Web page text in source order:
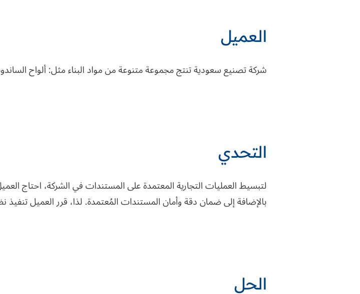
العميل
شركة تصنيع سعودية تنتج مجموعة متنوعة من مواد البناء مثل: ألواح
التحدي
لتبسيط العمليات التجارية المعتمدة على المستندات في الشركة، احتاج
بالإضافة إلى ضمان دقة وأمان المستندات المُعتمدة. لذا، قرر العميل تنفيذ
الحل